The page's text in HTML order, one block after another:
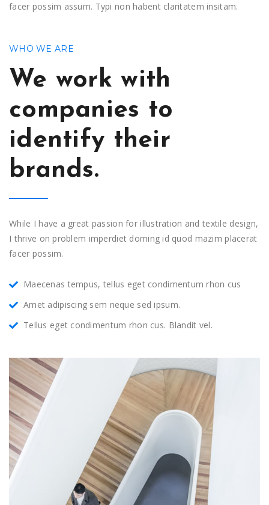
facer possim assum. Typi non habent claritatem insitam.
WHO WE ARE
We work with
companies to
identify their
brands.
While I have a great passion for illustration and textile design,
I thrive on problem imperdiet doming id quod mazim placerat
facer possim.
Maecenas tempus, tellus eget condimentum rhon cus
Amet adipiscing sem neque sed ipsum.
Tellus eget condimentum rhon cus. Blandit vel.